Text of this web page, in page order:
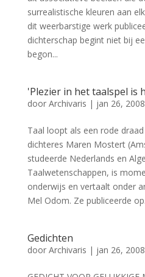
surrealistische kleuren aan
dit weerbarstige werk
dichterschap begint niet bij
begon...
'Plezier in het taalspel is
door Archivaris | jan 26, 2008
Taal loopt als een rode
dichteres Maren Mostert
studeerde Nederlands en
Taalwetenschappen, is
onderwijs en vertaalt onder
Mel Odom. Ze publiceerde
Gedichten
door Archivaris | jan 26, 2008